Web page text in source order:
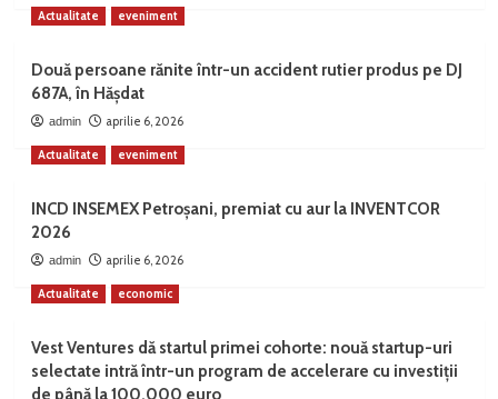
Actualitate eveniment
Două persoane rănite într-un accident rutier produs pe DJ
687A, în Hășdat
admin aprilie 6, 2026
Actualitate eveniment
INCD INSEMEX Petroșani, premiat cu aur la INVENTCOR
2026
admin aprilie 6, 2026
Actualitate economic
Vest Ventures dă startul primei cohorte: nouă startup-uri
selectate intră într-un program de accelerare cu investiții
de până la 100.000 euro